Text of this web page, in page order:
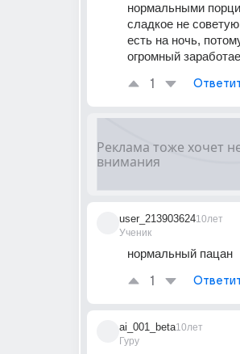
нормальными
сладкое не советую
есть на ночь,
огромный
1
user_213903624
Ученик
10лет
нормальный пацан
1
ai_001_beta
Гуру
10лет